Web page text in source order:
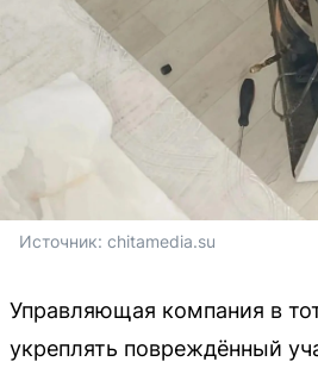
Источник: chitamedia.su
Управляющая компания в
укреплять повреждённый